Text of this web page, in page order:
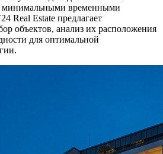
минимальными временными
Real Estate предлагает
объектов, анализ их расположения
для оптимальной